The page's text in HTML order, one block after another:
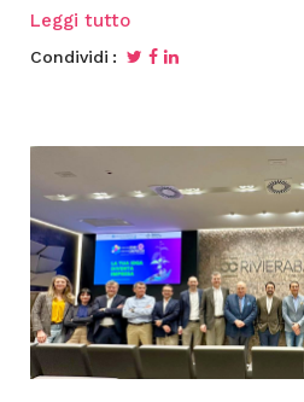
Leggi tutto
Condividi